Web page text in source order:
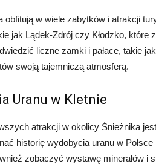
obfitują w wiele zabytków i atrakcji
jak Lądek-Zdrój czy Kłodzko, które
liczne zamki i pałace, takie
swoją tajemniczą atmosferą.
Uranu w Kletnie
atrakcji w okolicy Śnieżnika
historię wydobycia uranu w
zobaczyć wystawę minerałów